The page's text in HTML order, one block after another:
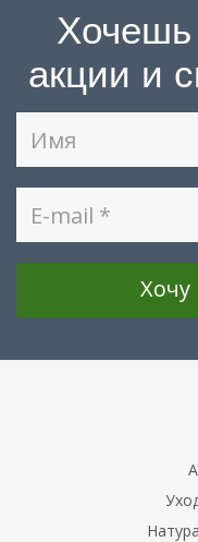
Хочешь
акции и